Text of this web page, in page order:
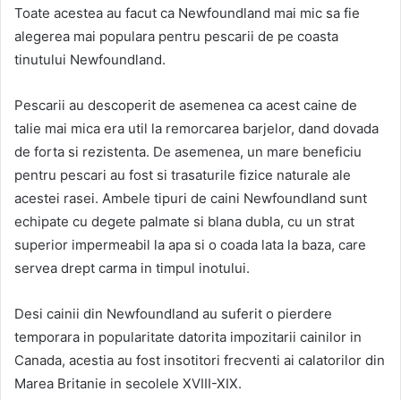
Toate acestea au facut ca Newfoundland mai mic sa fie
alegerea mai populara pentru pescarii de pe coasta
tinutului Newfoundland.
Pescarii au descoperit de asemenea ca acest caine de
talie mai mica era util la remorcarea barjelor, dand dovada
de forta si rezistenta. De asemenea, un mare beneficiu
pentru pescari au fost si trasaturile fizice naturale ale
acestei rasei. Ambele tipuri de caini Newfoundland sunt
echipate cu degete palmate si blana dubla, cu un strat
superior impermeabil la apa si o coada lata la baza, care
servea drept carma in timpul inotului.
Desi cainii din Newfoundland au suferit o pierdere
temporara in popularitate datorita impozitarii cainilor in
Canada, acestia au fost insotitori frecventi ai calatorilor din
Marea Britanie in secolele XVIII-XIX.